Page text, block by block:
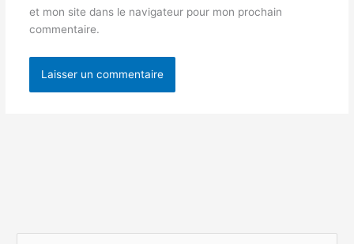
et mon site dans le navigateur pour mon prochain
commentaire.